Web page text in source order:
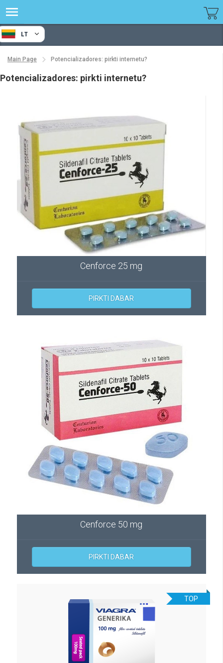
LT
Main Page Potencializadores: pirkti internetu?
Potencializadores: pirkti internetu?
Cenforce 25 mg
PIRKTI DABAR
Cenforce 50 mg
PIRKTI DABAR
TOP